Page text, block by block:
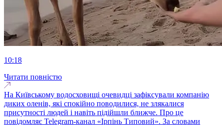
10:18
Читати повністю
На Київському водосховищі очевидці зафіксували компанію
диких оленів, які спокійно поводилися, не злякалися
присутності людей і навіть підійшли ближче. Про це
повідомляє Telegram-канал «Ірпінь Типовий». За словами